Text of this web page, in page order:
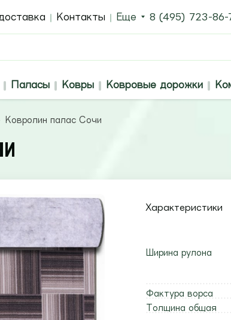
Контакты Еще 8 (495) 723-86-
Паласы Ковры Ковровые дорожки
Ковролин палас Сочи
Характеристики
Ширина рулона
Фактура ворса
Толщина общая